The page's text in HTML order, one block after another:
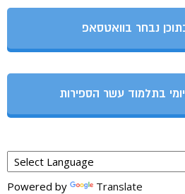
נבחר בוואטסאפ
בתלמוד עשר הספירות
Powered by Translate